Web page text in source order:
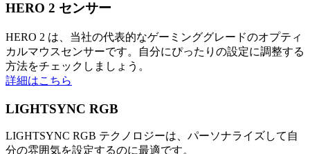
HERO 2 センサー
HERO 2 は、当社の代表的なゲーミンググレードのオプティ
カルマウスセンサーです。自分にぴったりの設定に調整する
方法をチェックしましょう。
詳細はこちら
LIGHTSYNC RGB
LIGHTSYNC RGB テクノロジーは、パーソナライズして自
分の雰囲気を設定するのに最適です。